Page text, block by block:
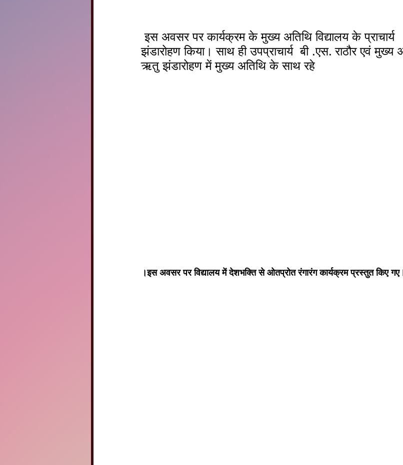
इस अवसर पर कार्यक्रम के मुख्य अतिथि विद्यालय के प्राचार्य   प्रदीप कुमार टेलर ने
झंडारोहण किया। साथ ही उपप्राचार्य  बी .एस. राठौर एवं मुख्य
ऋतु झंडारोहण में मुख्य अतिथि के साथ रहे
।इस अवसर पर विद्यालय में देशभक्ति से ओतप्रोत रंगारंग कार्यक्रम प्रस्तुत किए